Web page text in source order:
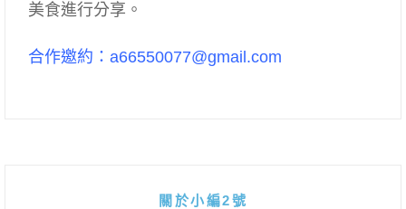
美食進行分享。
合作邀約：a66550077@gmail.com
關於小編2號